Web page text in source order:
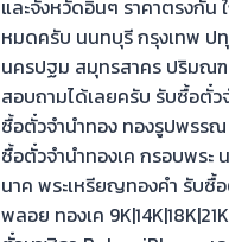
และจังหวัดอิ่นๆ ราคาตรงกัน
หมดครับ นนทบุรี กรุงเทพ ป
นครปฐม สมุทรสาคร ปริมณ
สอบถามได้เลยครับ รับซื้อตั๋ว
ซื้อตั๋วจำนำทอง ทองรูปพรร
ซื้อตั๋วจำนำทองเค กรอบพระ
นาค พระเหรียญทองคำ รับซื้
พลอย ทองเค